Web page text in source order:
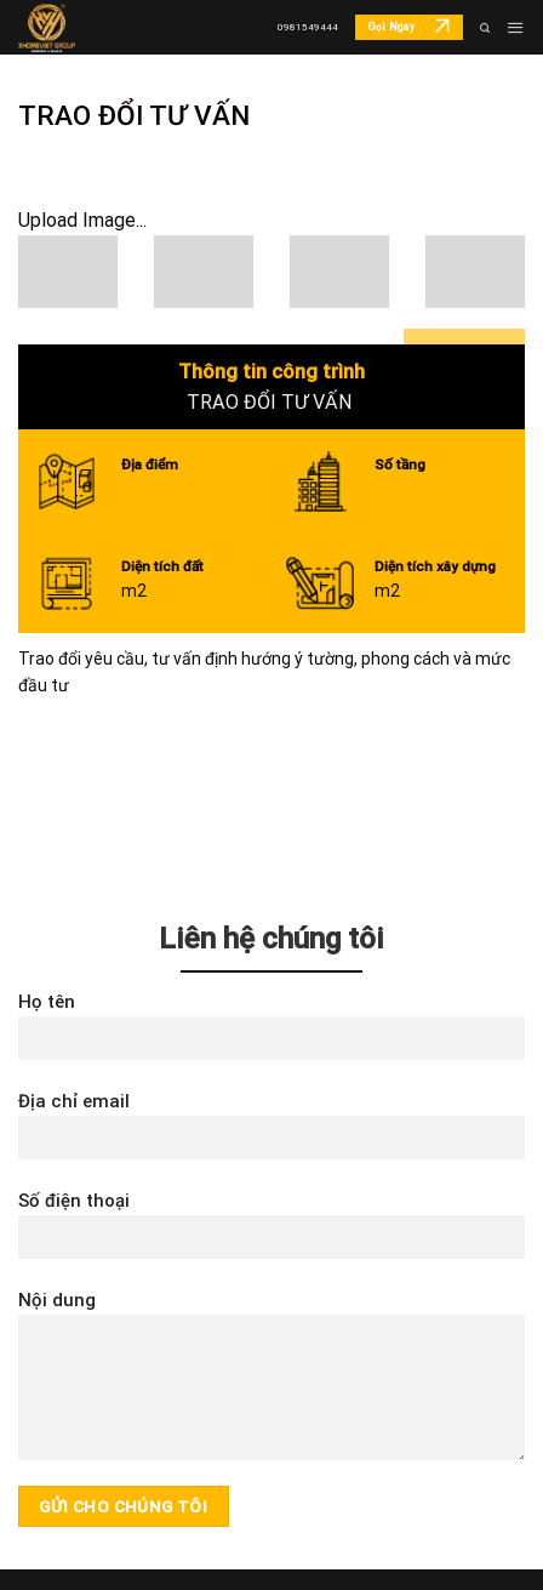
Skip
0981549444 Gọi Ngay
TRAO ĐỔI TƯ VẤN
Upload Image...
0+
Thông tin công trình
TRAO ĐỔI TƯ VẤN
Địa điểm Số tầng
Diện tích đất
m2
Diện tích xây dựng
m2
Trao đổi yêu cầu, tư vấn định hướng ý tường, phong cách và mức
đầu tư
Liên hệ chúng tôi
Họ tên
Địa chỉ email
Số điện thoại
Nội dung